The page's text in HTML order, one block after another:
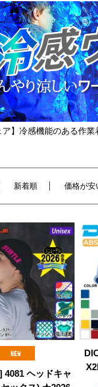
ア】冷感機能のある作業
新着順 価格が安
4081 ヘッドキャ